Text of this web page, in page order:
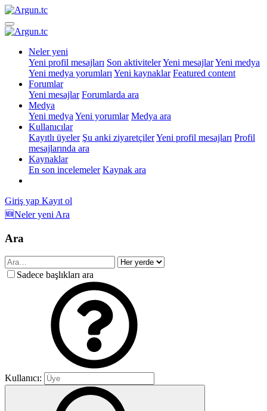
Neler yeni
Yeni profil mesajları Son aktivitelerYeni mesajlarYeni medya
Yeni medya yorumları Yeni kaynaklar Featured content
Forumlar
Yeni mesajlar Forumlarda ara
Medya
Yeni medya Yeni yorumlar Medya ara
Kullanıcılar
Kayıtlı üyeler Şu anki ziyaretçilerYeni profil mesajları Profil
mesajlarında ara
Kaynaklar
En son incelemeler Kaynak ara
Giriş yap Kayıt ol
🆕Neler yeni Ara
Ara
Sadece başlıkları ara
Kullanıcı: